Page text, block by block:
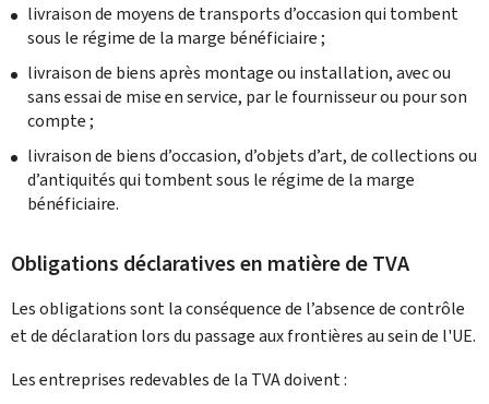
livraison de moyens de transports d’occasion qui tombent
sous le régime de la marge bénéficiaire ;
livraison de biens après montage ou installation, avec ou
sans essai de mise en service, par le fournisseur ou pour son
compte ;
livraison de biens d’occasion, d’objets d’art, de collections ou
d’antiquités qui tombent sous le régime de la marge
bénéficiaire.
Obligations déclaratives en matière de TVA
Les obligations sont la conséquence de l’absence de contrôle
et de déclaration lors du passage aux frontières au sein de l'UE.
Les entreprises redevables de la TVA doivent :